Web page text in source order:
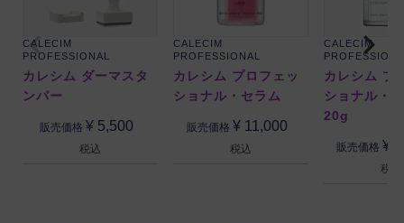
CALECIM
PROFESSIONAL
カレシム ダーマスタ
ンパー
販売価格 ¥ 5,500
税込
CALECIM
PROFESSIONAL
カレシム プロフェッ
ショナル・セラム
販売価格 ¥ 11,000
税込
CALECIM
カレシム プ
ショナル・
20g
販売価格 ¥
税込